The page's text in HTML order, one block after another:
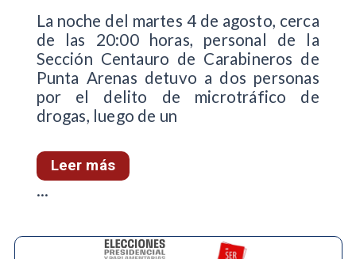
La noche del martes 4 de agosto, cerca
de las 20:00 horas, personal de la
Sección Centauro de Carabineros de
Punta Arenas detuvo a dos personas
por el delito de microtráfico de
drogas, luego de un
Leer más
...